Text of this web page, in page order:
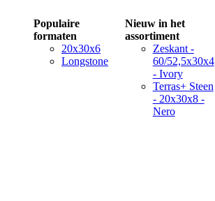
Populaire
formaten
20x30x6
Longstone
Nieuw in het
assortiment
Zeskant -
60/52,5x30x4
- Ivory
Terras+ Steen
- 20x30x8 -
Nero